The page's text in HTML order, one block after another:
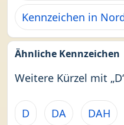
Kennzeichen in
Ähnliche Kennzeichen
Weitere Kürzel mit
D DA DAH